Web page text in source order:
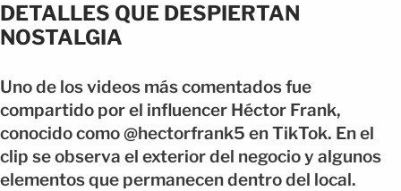
DETALLES QUE DESPIERTAN
NOSTALGIA
Uno de los videos más comentados fue
compartido por el influencer Héctor Frank,
conocido como @hectorfrank5 en TikTok. En el
clip se observa el exterior del negocio y algunos
elementos que permanecen dentro del local.